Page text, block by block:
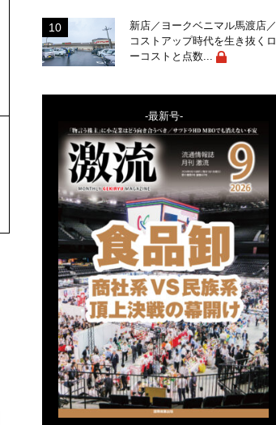
新店／ヨークベニマル馬渡店／
コストアップ時代を生き抜くロ
ーコストと点数...
-最新号-